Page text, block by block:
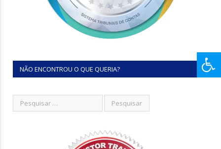
NÃO ENCONTROU O QUE QUERIA?